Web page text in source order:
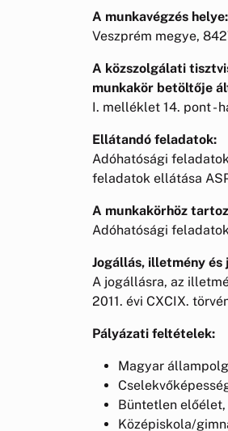
A munkavégzés helye:
Veszprém megye,
A közszolgálati
munkakör betöltője
I. melléklet 14. pont -
Ellátandó feladatok:
Adóhatósági
feladatok ellátása
A munkakörhöz
Adóhatósági feladatok
Jogállás, illetmény
A jogállásra, az
2011. évi CXCIX.
Pályázati feltételek:
Magyar
Büntetlen előélet,
Középiskola/